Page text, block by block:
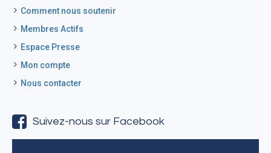
Comment nous soutenir
Membres Actifs
Espace Presse
Mon compte
Nous contacter
Suivez-nous sur Facebook